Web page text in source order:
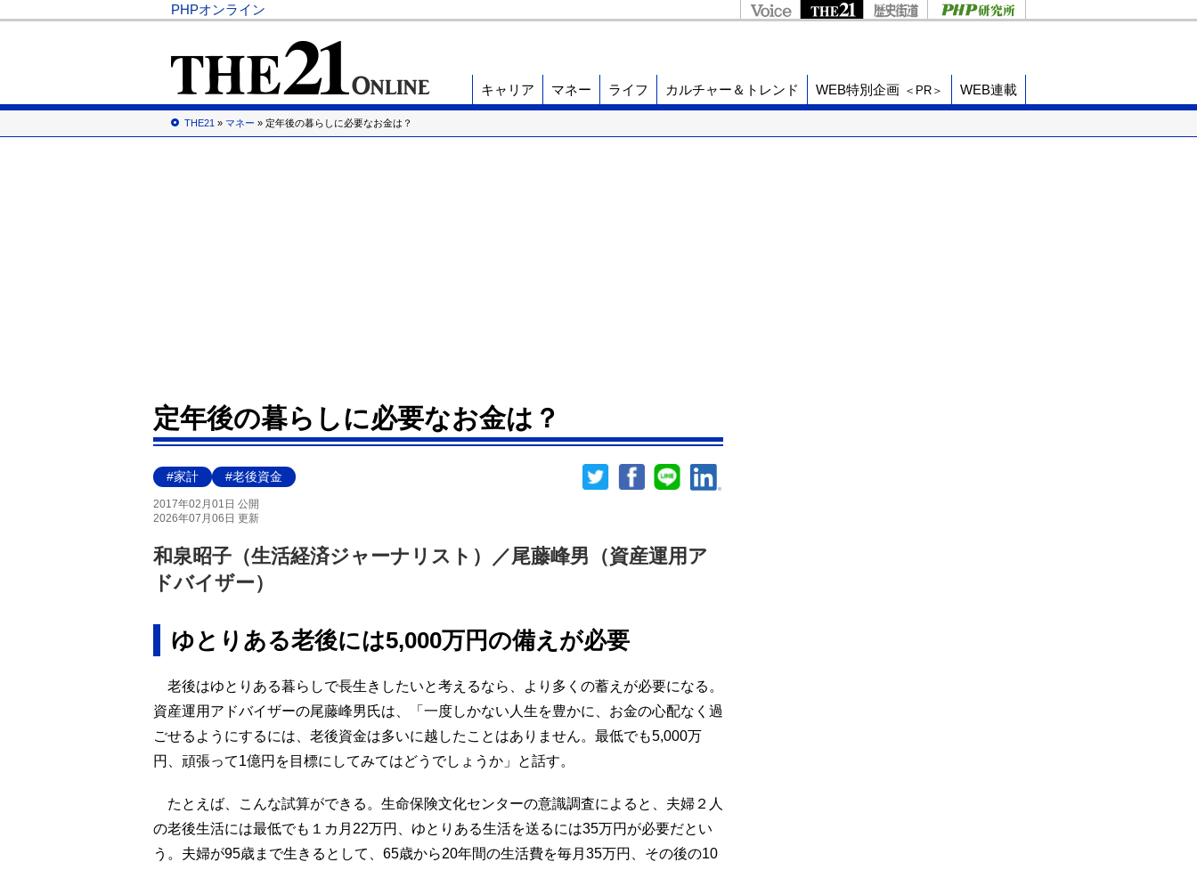
PHPオンライン
キャリア マネー ライフ カルチャー＆トレンド WEB特別企画 ＜PR＞ WEB連載
THE21 » マネー » 定年後の暮らしに必要なお金は？
定年後の暮らしに必要なお金は？
#家計 #老後資金
2017年02月01日 公開
2026年07月06日 更新
和泉昭子（生活経済ジャーナリスト）／尾藤峰男（資産運用ア
ドバイザー）
ゆとりある老後には5,000万円の備えが必要
老後はゆとりある暮らしで長生きしたいと考えるなら、より多くの蓄えが必要になる。
資産運用アドバイザーの尾藤峰男氏は、「一度しかない人生を豊かに、お金の心配なく過
ごせるようにするには、老後資金は多いに越したことはありません。最低でも5,000万
円、頑張って1億円を目標にしてみてはどうでしょうか」と話す。
たとえば、こんな試算ができる。生命保険文化センターの意識調査によると、夫婦２人
の老後生活には最低でも１カ月22万円、ゆとりある生活を送るには35万円が必要だとい
う。夫婦が95歳まで生きるとして、65歳から20年間の生活費を毎月35万円、その後の10